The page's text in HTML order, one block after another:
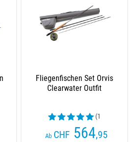
Fliegenfischen Set Orvis
Clearwater Outfit
(1
Kundenrezensionen)
Ab CHF 564,95